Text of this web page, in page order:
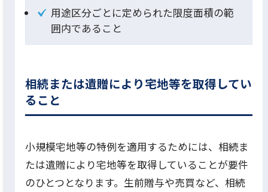
用途区分ごとに定められた限度面積の範
囲内であること
相続または遺贈により宅地等を取得してい
ること
小規模宅地等の特例を適用するためには、相続ま
たは遺贈により宅地等を取得していることが要件
のひとつとなります。生前贈与や売買など、相続